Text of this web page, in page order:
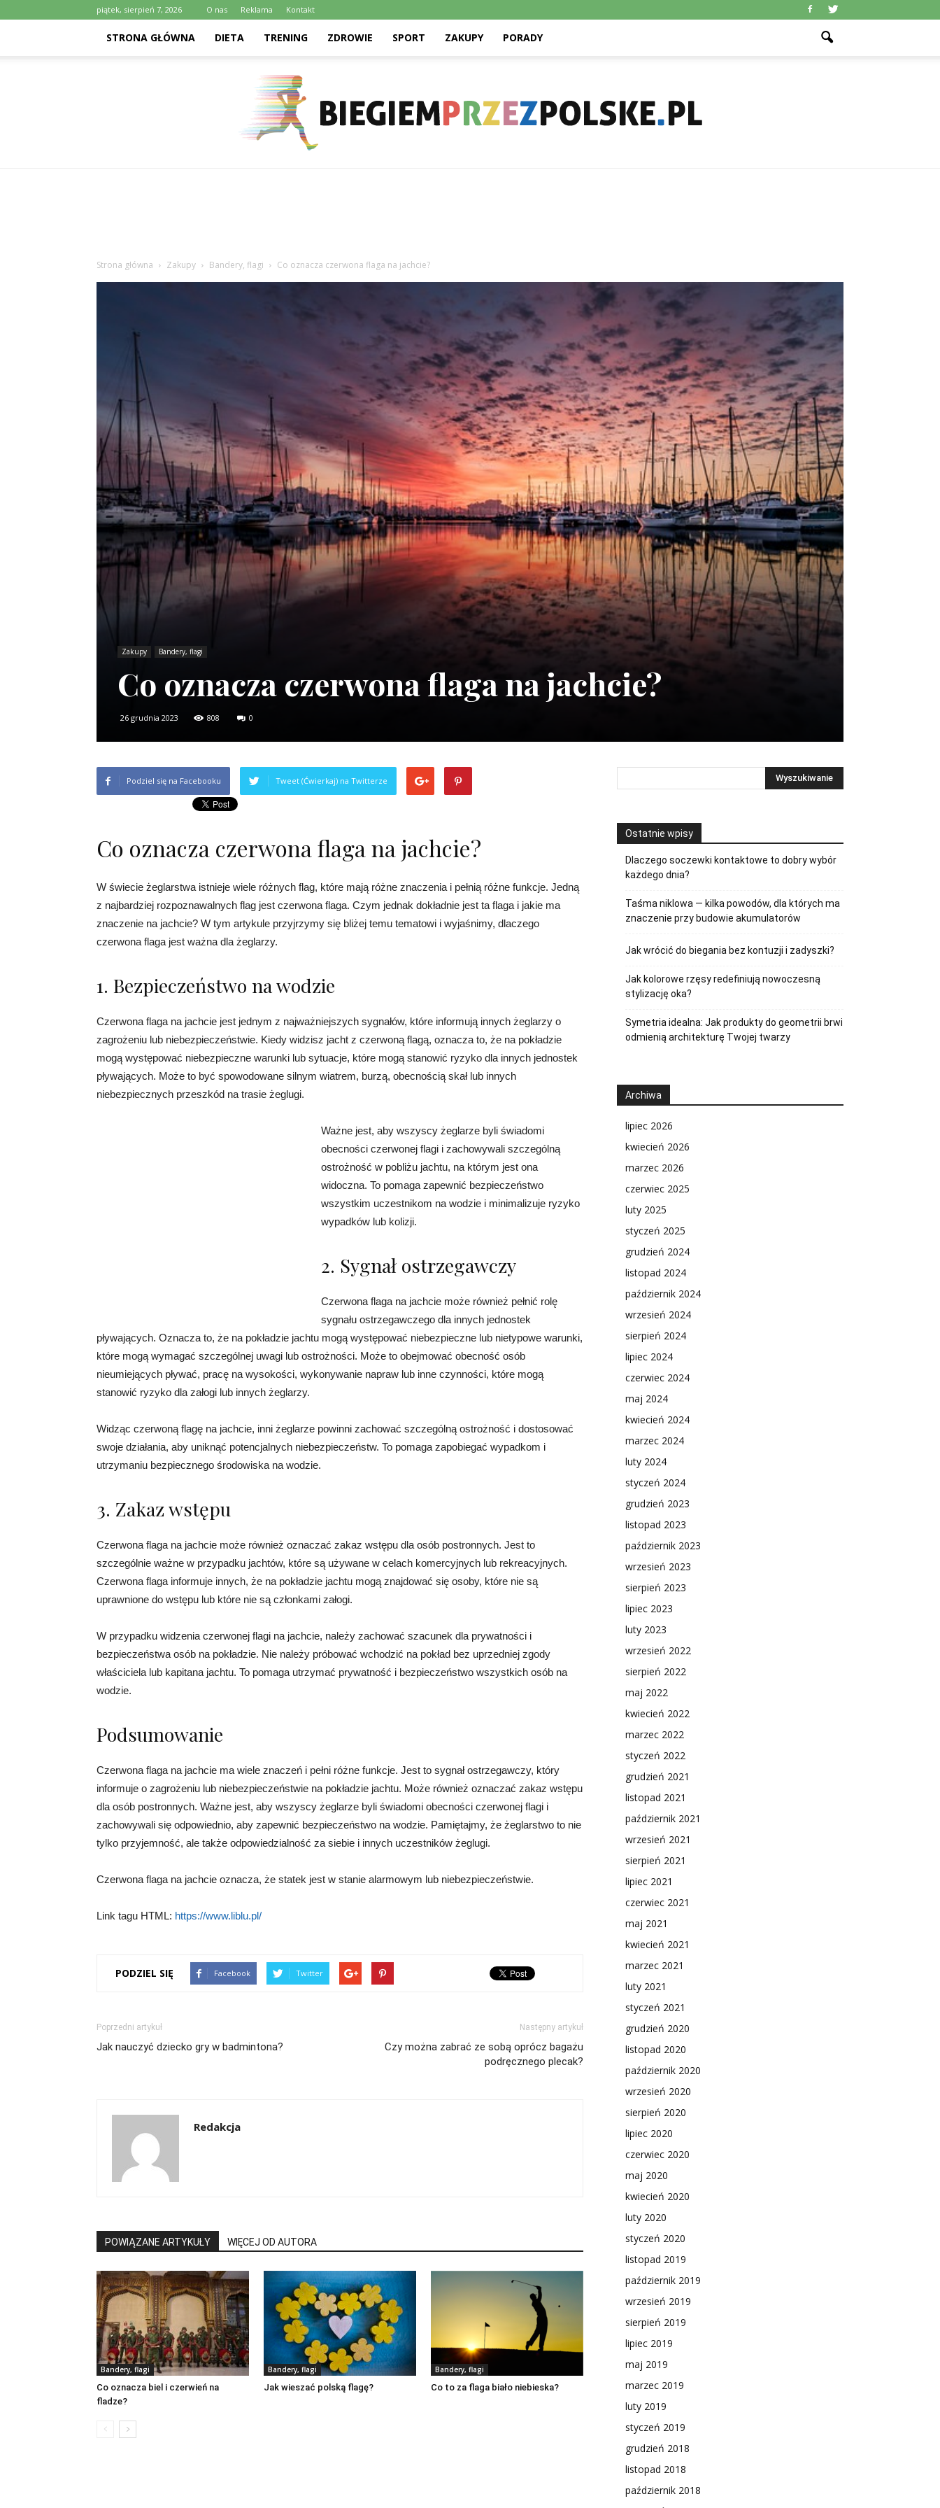
piątek, sierpień 7, 2026 O nas Reklama Kontakt
STRONA GŁÓWNA DIETA TRENING ZDROWIE SPORT ZAKUPY PORADY
Strona główna Zakupy Bandery, flagi Co oznacza czerwona flaga na jachcie?
Zakupy Bandery, flagi
Co oznacza czerwona flaga na jachcie?
26 grudnia 2023 808 0
Podziel się na Facebooku Tweet (Ćwierkaj) na Twitterze
Co oznacza czerwona flaga na jachcie?
W świecie żeglarstwa istnieje wiele różnych flag, które mają różne znaczenia i pełnią różne funkcje. Jedną
z najbardziej rozpoznawalnych flag jest czerwona flaga. Czym jednak dokładnie jest ta flaga i jakie ma
znaczenie na jachcie? W tym artykule przyjrzymy się bliżej temu tematowi i wyjaśnimy, dlaczego
czerwona flaga jest ważna dla żeglarzy.
1. Bezpieczeństwo na wodzie
Czerwona flaga na jachcie jest jednym z najważniejszych sygnałów, które informują innych żeglarzy o
zagrożeniu lub niebezpieczeństwie. Kiedy widzisz jacht z czerwoną flagą, oznacza to, że na pokładzie
mogą występować niebezpieczne warunki lub sytuacje, które mogą stanowić ryzyko dla innych jednostek
pływających. Może to być spowodowane silnym wiatrem, burzą, obecnością skał lub innych
niebezpiecznych przeszkód na trasie żeglugi.
Ważne jest, aby wszyscy żeglarze byli świadomi
obecności czerwonej flagi i zachowywali szczególną
ostrożność w pobliżu jachtu, na którym jest ona
widoczna. To pomaga zapewnić bezpieczeństwo
wszystkim uczestnikom na wodzie i minimalizuje ryzyko
wypadków lub kolizji.
2. Sygnał ostrzegawczy
Czerwona flaga na jachcie może również pełnić rolę
sygnału ostrzegawczego dla innych jednostek
pływających. Oznacza to, że na pokładzie jachtu mogą występować niebezpieczne lub nietypowe warunki,
które mogą wymagać szczególnej uwagi lub ostrożności. Może to obejmować obecność osób
nieumiejących pływać, pracę na wysokości, wykonywanie napraw lub inne czynności, które mogą
stanowić ryzyko dla załogi lub innych żeglarzy.
Widząc czerwoną flagę na jachcie, inni żeglarze powinni zachować szczególną ostrożność i dostosować
swoje działania, aby uniknąć potencjalnych niebezpieczeństw. To pomaga zapobiegać wypadkom i
utrzymaniu bezpiecznego środowiska na wodzie.
3. Zakaz wstępu
Czerwona flaga na jachcie może również oznaczać zakaz wstępu dla osób postronnych. Jest to
szczególnie ważne w przypadku jachtów, które są używane w celach komercyjnych lub rekreacyjnych.
Czerwona flaga informuje innych, że na pokładzie jachtu mogą znajdować się osoby, które nie są
uprawnione do wstępu lub które nie są członkami załogi.
W przypadku widzenia czerwonej flagi na jachcie, należy zachować szacunek dla prywatności i
bezpieczeństwa osób na pokładzie. Nie należy próbować wchodzić na pokład bez uprzedniej zgody
właściciela lub kapitana jachtu. To pomaga utrzymać prywatność i bezpieczeństwo wszystkich osób na
wodzie.
Podsumowanie
Czerwona flaga na jachcie ma wiele znaczeń i pełni różne funkcje. Jest to sygnał ostrzegawczy, który
informuje o zagrożeniu lub niebezpieczeństwie na pokładzie jachtu. Może również oznaczać zakaz wstępu
dla osób postronnych. Ważne jest, aby wszyscy żeglarze byli świadomi obecności czerwonej flagi i
zachowywali się odpowiednio, aby zapewnić bezpieczeństwo na wodzie. Pamiętajmy, że żeglarstwo to nie
tylko przyjemność, ale także odpowiedzialność za siebie i innych uczestników żeglugi.
Czerwona flaga na jachcie oznacza, że statek jest w stanie alarmowym lub niebezpieczeństwie.
Link tagu HTML: https://www.liblu.pl/
PODZIEL SIĘ Facebook Twitter
Poprzedni artykuł
Jak nauczyć dziecko gry w badmintona?
Następny artykuł
Czy można zabrać ze sobą oprócz bagażu
podręcznego plecak?
Redakcja
POWIĄZANE ARTYKUŁY WIĘCEJ OD AUTORA
Bandery, flagi
Co oznacza biel i czerwień na
fladze?
Bandery, flagi
Jak wieszać polską flagę?
Bandery, flagi
Co to za flaga biało niebieska?
Ostatnie wpisy
Dlaczego soczewki kontaktowe to dobry wybór
każdego dnia?
Taśma niklowa — kilka powodów, dla których ma
znaczenie przy budowie akumulatorów
Jak wrócić do biegania bez kontuzji i zadyszki?
Jak kolorowe rzęsy redefiniują nowoczesną
stylizację oka?
Symetria idealna: Jak produkty do geometrii brwi
odmienią architekturę Twojej twarzy
Archiwa
lipiec 2026
kwiecień 2026
marzec 2026
czerwiec 2025
luty 2025
styczeń 2025
grudzień 2024
listopad 2024
październik 2024
wrzesień 2024
sierpień 2024
lipiec 2024
czerwiec 2024
maj 2024
kwiecień 2024
marzec 2024
luty 2024
styczeń 2024
grudzień 2023
listopad 2023
październik 2023
wrzesień 2023
sierpień 2023
lipiec 2023
luty 2023
wrzesień 2022
sierpień 2022
maj 2022
kwiecień 2022
marzec 2022
styczeń 2022
grudzień 2021
listopad 2021
październik 2021
wrzesień 2021
sierpień 2021
lipiec 2021
czerwiec 2021
maj 2021
kwiecień 2021
marzec 2021
luty 2021
styczeń 2021
grudzień 2020
listopad 2020
październik 2020
wrzesień 2020
sierpień 2020
lipiec 2020
czerwiec 2020
maj 2020
kwiecień 2020
luty 2020
styczeń 2020
listopad 2019
październik 2019
wrzesień 2019
sierpień 2019
lipiec 2019
maj 2019
marzec 2019
luty 2019
styczeń 2019
grudzień 2018
listopad 2018
październik 2018